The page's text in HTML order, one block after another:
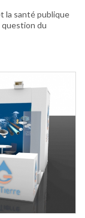
la santé publique
du